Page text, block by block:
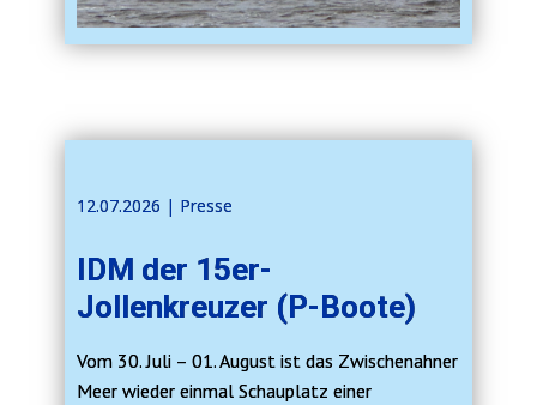
12.07.2026 | ​​Presse
IDM der 15er-
Jollenkreuzer (P-Boote)
Vom 30. Juli – 01. August ist das Zwischenahner
Meer wieder einmal Schauplatz einer